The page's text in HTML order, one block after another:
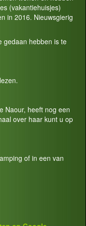
(vakantiehuisjes)
in 2016. Nieuwsgierig
gedaan hebben is te
Naour, heeft nog een
over haar kunt u op
of in een van